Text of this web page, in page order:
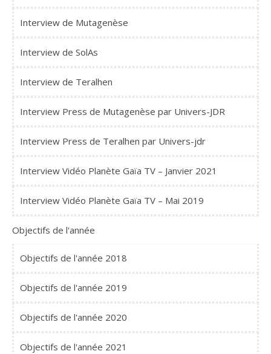
Interview de Mutagenèse
Interview de SolAs
Interview de Teralhen
Interview Press de Mutagenèse par Univers-JDR
Interview Press de Teralhen par Univers-jdr
Interview Vidéo Planète Gaïa TV – Janvier 2021
Interview Vidéo Planète Gaïa TV – Mai 2019
Objectifs de l'année
Objectifs de l'année 2018
Objectifs de l'année 2019
Objectifs de l'année 2020
Objectifs de l'année 2021